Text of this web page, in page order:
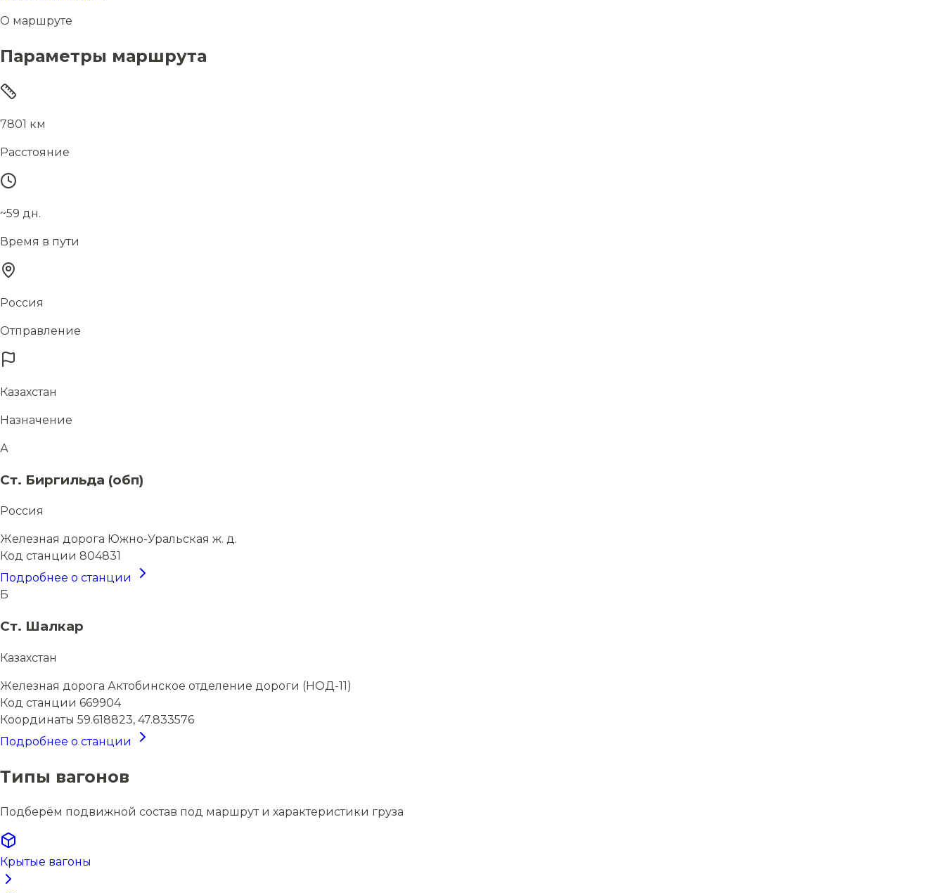
О маршруте
Параметры маршрута
7801 км
Расстояние
~59 дн.
Время в пути
Россия
Отправление
Казахстан
Назначение
А
Ст. Биргильда (обп)
Россия
Железная дорога Южно-Уральская ж. д.
Код станции 804831
Подробнее о станции
Б
Ст. Шалкар
Казахстан
Железная дорога Актобинское отделение дороги (НОД-11)
Код станции 669904
Координаты 59.618823, 47.833576
Подробнее о станции
Типы вагонов
Подберём подвижной состав под маршрут и характеристики груза
Крытые вагоны